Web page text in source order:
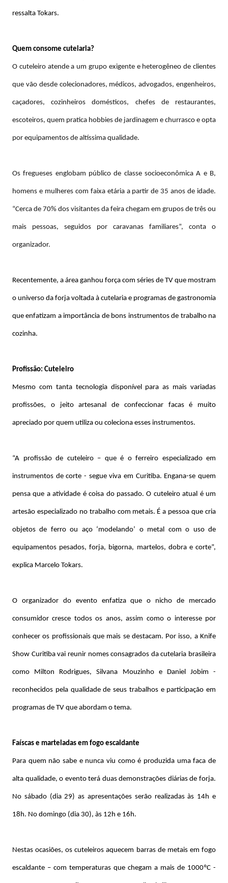
ressalta Tokars.
Quem consome cutelaria?
O cuteleiro atende a um grupo exigente e heterogêneo de clientes
que vão desde colecionadores, médicos, advogados, engenheiros,
caçadores, cozinheiros domésticos, chefes de restaurantes,
escoteiros, quem pratica hobbies de jardinagem e churrasco e opta
por equipamentos de altíssima qualidade.
Os fregueses englobam público de classe socioeconômica A e B,
homens e mulheres com faixa etária a partir de 35 anos de idade.
“Cerca de 70% dos visitantes da feira chegam em grupos de três ou
mais pessoas, seguidos por caravanas familiares”, conta o
organizador.
Recentemente, a área ganhou força com séries de TV que mostram
o universo da forja voltada à cutelaria e programas de gastronomia
que enfatizam a importância de bons instrumentos de trabalho na
cozinha.
Profissão: Cuteleiro
Mesmo com tanta tecnologia disponível para as mais variadas
profissões, o jeito artesanal de confeccionar facas é muito
apreciado por quem utiliza ou coleciona esses instrumentos.
“A profissão de cuteleiro – que é o ferreiro especializado em
instrumentos de corte - segue viva em Curitiba. Engana-se quem
pensa que a atividade é coisa do passado. O cuteleiro atual é um
artesão especializado no trabalho com metais. É a pessoa que cria
objetos de ferro ou aço ‘modelando’ o metal com o uso de
equipamentos pesados, forja, bigorna, martelos, dobra e corte”,
explica Marcelo Tokars.
O organizador do evento enfatiza que o nicho de mercado
consumidor cresce todos os anos, assim como o interesse por
conhecer os profissionais que mais se destacam. Por isso, a Knife
Show Curitiba vai reunir nomes consagrados da cutelaria brasileira
como Milton Rodrigues, Silvana Mouzinho e Daniel Jobim -
reconhecidos pela qualidade de seus trabalhos e participação em
programas de TV que abordam o tema.
Faíscas e marteladas em fogo escaldante
Para quem não sabe e nunca viu como é produzida uma faca de
alta qualidade, o evento terá duas demonstrações diárias de forja.
No sábado (dia 29) as apresentações serão realizadas às 14h e
18h. No domingo (dia 30), às 12h e 16h.
Nestas ocasiões, os cuteleiros aquecem barras de metais em fogo
escaldante – com temperaturas que chegam a mais de 1000ºC -